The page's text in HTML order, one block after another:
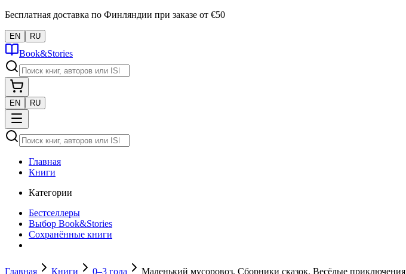
Бесплатная доставка по Финляндии при заказе от €50
EN RU
Book&Stories
EN RU
Главная
Книги
Категории
Бестселлеры
Выбор Book&Stories
Сохранённые книги
Главная Книги 0–3 года Маленький мусоровоз. Сборники сказок. Весёлые приключения